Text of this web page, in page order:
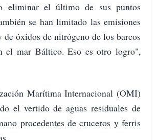
eliminar el último de sus puntos
se han limitado las emisiones
de óxidos de nitrógeno de los barcos
el mar Báltico. Eso es otro logro",
Marítima Internacional (OMI)
el vertido de aguas residuales de
procedentes de cruceros y ferris